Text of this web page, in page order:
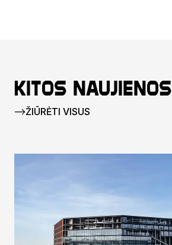
Kitos naujienos
ŽIŪRĖTI VISUS